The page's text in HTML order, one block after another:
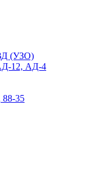
(УЗО)
12, АД-4
88-35